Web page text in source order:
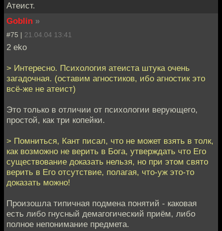
Атеист.
Goblin »
#75 | 21.04.04 13:41
2 eko
> Интересно. Психология атеиста штука очень
загадочная. (оставим агностиков, ибо агностик это
всё-же не атеист)
Это только в отличии от психологии верующего,
простой, как три копейки.
> Помниться, Кант писал, что не может взять в толк,
как возможно не верить в Бога, утверждать что Его
существование доказать нельзя, но при этом свято
верить в Его отсутствие, полагая, что-уж это-то
доказать можно!
Произошла типичная подмена понятий - каковая
есть либо гнусный демагогический приём, либо
полное непонимание предмета.